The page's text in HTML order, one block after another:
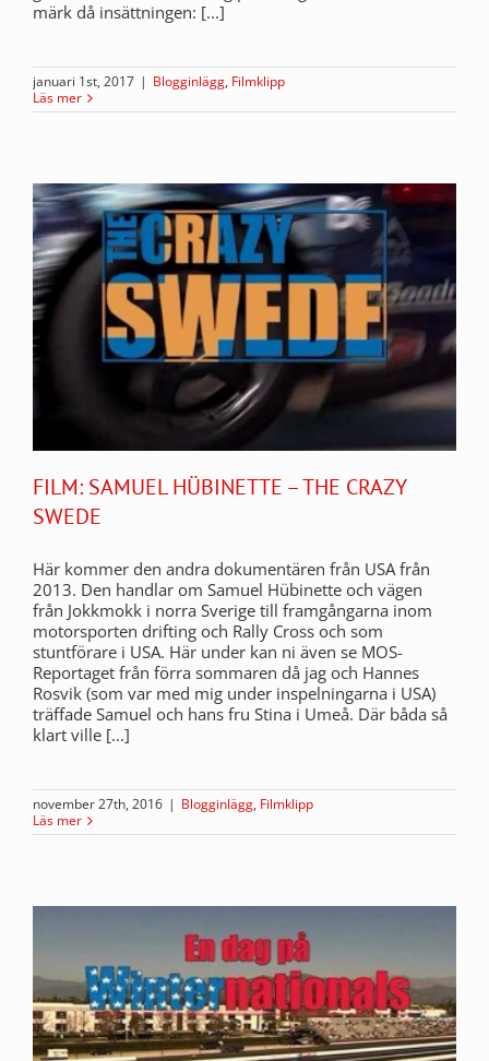
märk då insättningen: [...]
januari 1st, 2017 | Blogginlägg, Filmklipp
Läs mer
FILM: SAMUEL HÜBINETTE – THE CRAZY
SWEDE
Här kommer den andra dokumentären från USA från
2013. Den handlar om Samuel Hübinette och vägen
från Jokkmokk i norra Sverige till framgångarna inom
motorsporten drifting och Rally Cross och som
stuntförare i USA. Här under kan ni även se MOS-
Reportaget från förra sommaren då jag och Hannes
Rosvik (som var med mig under inspelningarna i USA)
träffade Samuel och hans fru Stina i Umeå. Där båda så
klart ville [...]
november 27th, 2016 | Blogginlägg, Filmklipp
Läs mer